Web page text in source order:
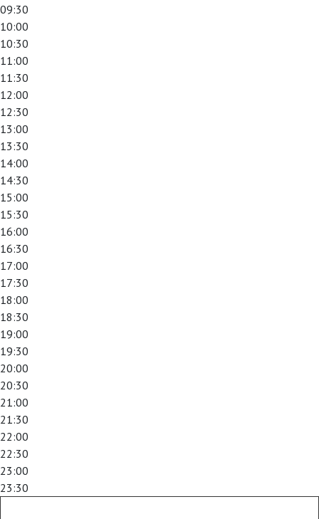
09:30
10:00
10:30
11:00
11:30
12:00
12:30
13:00
13:30
14:00
14:30
15:00
15:30
16:00
16:30
17:00
17:30
18:00
18:30
19:00
19:30
20:00
20:30
21:00
21:30
22:00
22:30
23:00
23:30